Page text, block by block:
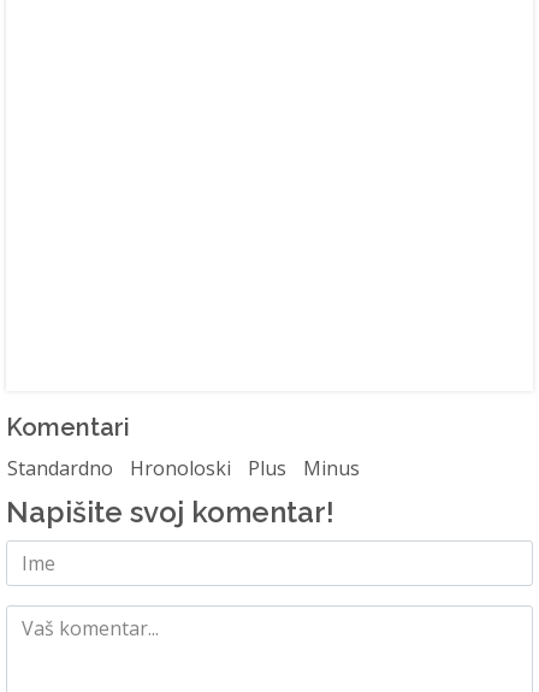
Komentari
Standardno Hronoloski Plus Minus
Napišite svoj komentar!